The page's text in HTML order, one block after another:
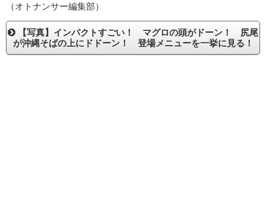
（オトナンサー編集部）
【写真】インパクトすごい！ マグロの頭がドーン！ 尻尾
が沖縄そばの上にドドーン！ 登場メニューを一挙に見る！